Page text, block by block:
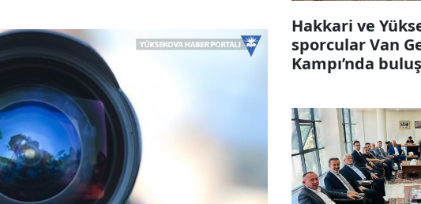
Hakkari ve
sporcular Van
Kampı’nda